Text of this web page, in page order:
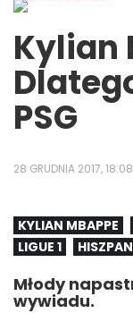
Kylian
PSG
28 GRUDNIA 2017, 18:08
KYLIAN MBAPPE
LIGUE 1
Młody
wywiadu.